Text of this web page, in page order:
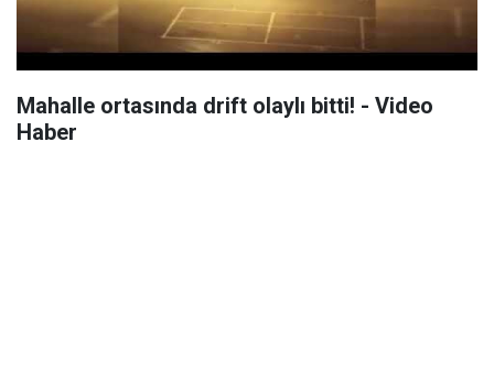
Mahalle ortasında drift olaylı bitti! - Video
Haber